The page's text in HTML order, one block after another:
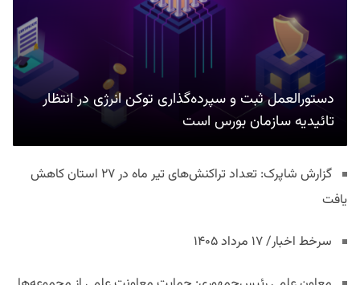
دستورالعمل ثبت و سپرده‌گذاری توکن انرژی در انتظار
تائیدیه سازمان بورس است
گزارش شاپرک: تعداد تراکنش‌های تیر ماه در ۲۷ استان‌ کاهش
یافت
سرخط اخبار/ ۱۷ مرداد ۱۴۰۵